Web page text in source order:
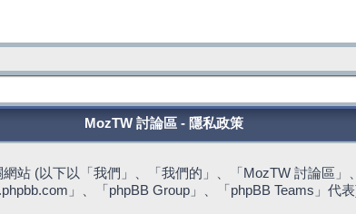
MozTW 討論區 - 隱私政策
站 (以下以「我們」、「我們的」、「MozTW 討論區」
」、「phpBB Group」、「phpBB Teams」代